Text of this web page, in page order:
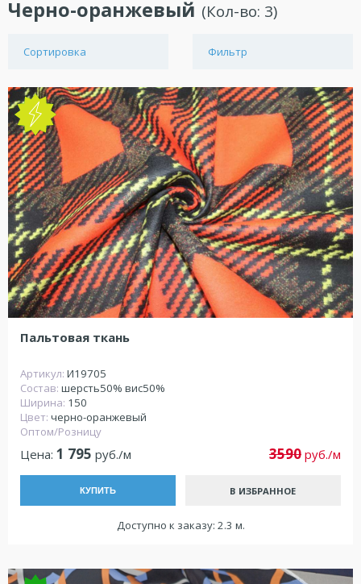
Черно-оранжевый (Кол-во: 3)
Сортировка Фильтр
NEW
Пальтовая ткань
Артикул: И19705
Состав: шерсть50% вис50%
Ширина: 150
Цвет: черно-оранжевый
Оптом/Розницу
Цена: 1 795 руб./м 3590 руб./м
КУПИТЬ В ИЗБРАННОЕ
Доступно к заказу: 2.3 м.